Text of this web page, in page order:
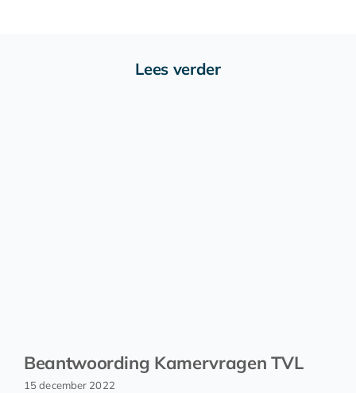
Lees verder
Beantwoording Kamervragen TVL
15 december 2022